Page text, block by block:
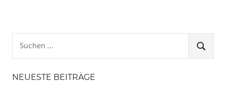
nach:
SUCHEN
NEUESTE BEITRÄGE